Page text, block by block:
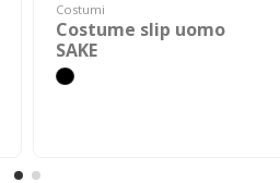
Costumi
Costume slip uomo
SAKE